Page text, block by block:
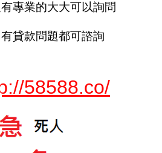
專業的大大可以詢問
貸款問題都可諮詢
58588.co/